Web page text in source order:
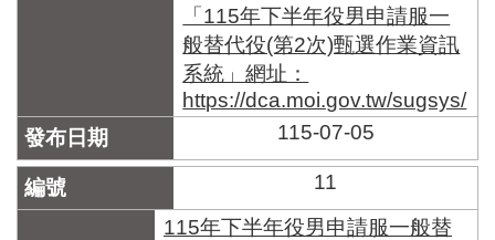
「115年下半年役男申請服一
般替代役(第2次)甄選作業資訊
系統」網址：
https://dca.moi.gov.tw/sugsys/
115-07-05
11
115年下半年役男申請服一般替